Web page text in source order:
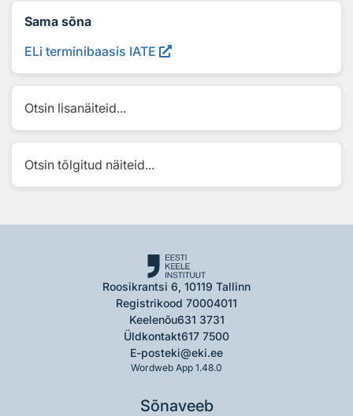
Sama sõna
ELi terminibaasis IATE
Otsin lisanäiteid...
Otsin tõlgitud näiteid...
Roosikrantsi 6, 10119 Tallinn
Registrikood 70004011
Keelenõu631 3731
Üldkontakt617 7500
E-posteki@eki.ee
Wordweb App 1.48.0
Sõnaveeb